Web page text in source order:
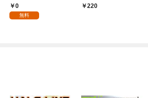
たかに生き抜く 【分冊
版】 1話
0
無料
220